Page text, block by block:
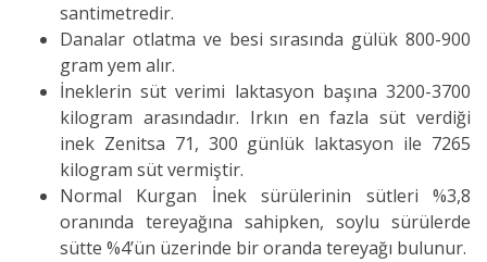
santimetredir.
Danalar otlatma ve besi sırasında gülük 800-900
gram yem alır.
İneklerin süt verimi laktasyon başına 3200-3700
kilogram arasındadır. Irkın en fazla süt verdiği
inek Zenitsa 71, 300 günlük laktasyon ile 7265
kilogram süt vermiştir.
Normal Kurgan İnek sürülerinin sütleri %3,8
oranında tereyağına sahipken, soylu sürülerde
sütte %4’ün üzerinde bir oranda tereyağı bulunur.